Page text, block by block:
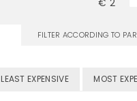
€2
FILTER ACCORDING TO
LEAST EXPENSIVE MOST